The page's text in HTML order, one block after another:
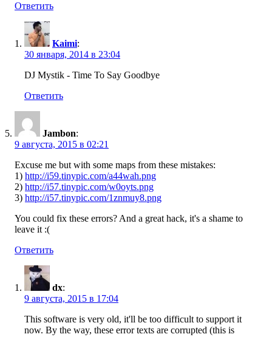
Ответить
Kaimi:
30 января, 2014 в 23:04
DJ Mystik - Time To Say Goodbye
Ответить
Jambon:
9 августа, 2015 в 02:21
Excuse me but with some maps from these mistakes:
1) http://i59.tinypic.com/a44wah.png
2) http://i57.tinypic.com/w0oyts.png
3) http://i57.tinypic.com/1znmuy8.png
You could fix these errors? And a great hack, it's a shame to
leave it :(
Ответить
dx:
9 августа, 2015 в 17:04
This software is very old, it'll be too difficult to support it
now. By the way, these error texts are corrupted (this is